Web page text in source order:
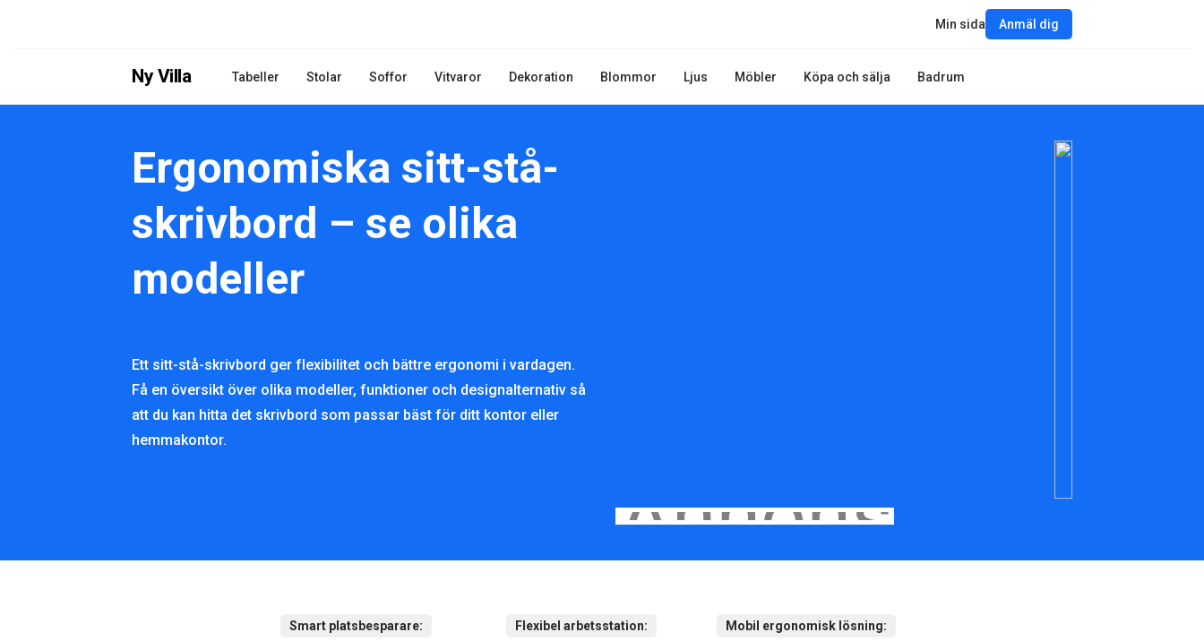
Ny Villa Tabeller Stolar Soffor Vitvaror Dekoration Blommor Ljus Möbler Köpa och sälja Badrum
Min sida Anmäl dig
Ergonomiska sitt-stå-
skrivbord – se olika
modeller
Ett sitt-stå-skrivbord ger flexibilitet och bättre ergonomi i vardagen.
Få en översikt över olika modeller, funktioner och designalternativ så
att du kan hitta det skrivbord som passar bäst för ditt kontor eller
hemmakontor.
Smart platsbesparare Flexibel arbetsstation Mobil ergonomisk lösning